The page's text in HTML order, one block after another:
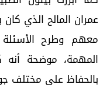
عمران المالح الذي
معهم وطرح
المهمة، موضحة
بالحفاظ على مختلف